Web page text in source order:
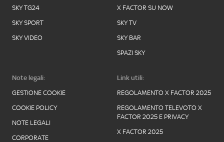
SKY TG24
SKY SPORT
SKY VIDEO
X FACTOR SU NOW
SKY TV
SKY BAR
SPAZI SKY
Note legali:
GESTIONE COOKIE
COOKIE POLICY
NOTE LEGALI
CORPORATE
Link utili:
REGOLAMENTO X FACTOR 2025
REGOLAMENTO TELEVOTO X
FACTOR 2025 E PRIVACY
X FACTOR 2025